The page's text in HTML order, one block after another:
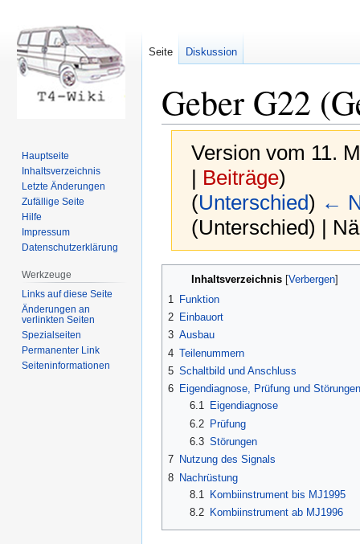
Geber G22
Version vom 11.
| Beiträge)
(Unterschied) ←
(Unterschied) |
Inhaltsverzeichnis
1
Funktion
2 Einbauort
3 Ausbau
4 Teilenummern
5 Schaltbild und Anschluss
6 Eigendiagnose, Prüfung und Störungen
6.1
Eigendiagnose
6.2 Prüfung
6.3 Störungen
7 Nutzung des Signals
8 Nachrüstung
8.1
Kombiinstrument bis MJ1995
8.2
Kombiinstrument ab MJ1996
Seite Diskussion
Hauptseite
Inhaltsverzeichnis
Letzte Änderungen
Zufällige Seite
Hilfe
Impressum
Datenschutzerklärung
Werkzeuge
Links auf diese Seite
Änderungen an
verlinkten Seiten
Spezialseiten
Permanenter Link
Seiten­informationen